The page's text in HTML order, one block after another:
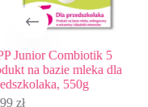
NAN EXPERTPRO HA
Mleko początkowe w
dla niemowląt od
400g